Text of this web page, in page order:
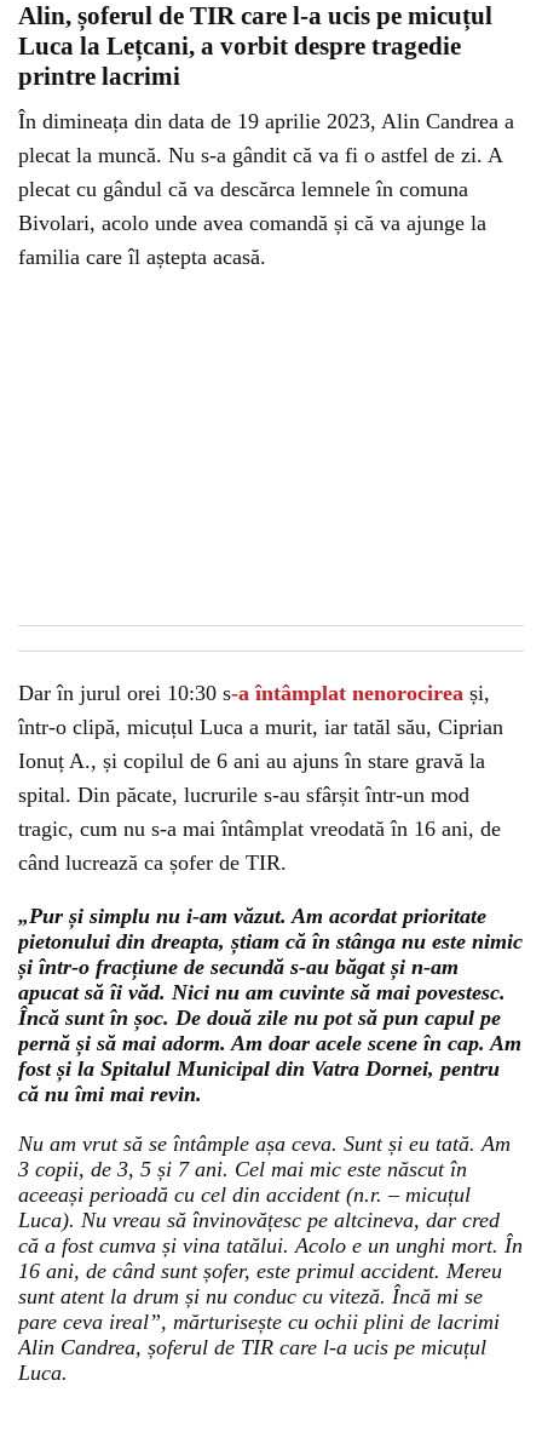
Alin, șoferul de TIR care l-a ucis pe micuțul
Luca la Lețcani, a vorbit despre tragedie
printre lacrimi
În dimineața din data de 19 aprilie 2023, Alin Candrea a
plecat la muncă. Nu s-a gândit că va fi o astfel de zi. A
plecat cu gândul că va descărca lemnele în comuna
Bivolari, acolo unde avea comandă și că va ajunge la
familia care îl aștepta acasă.
Dar în jurul orei 10:30 s-a întâmplat nenorocirea și,
într-o clipă, micuțul Luca a murit, iar tatăl său, Ciprian
Ionuț A., și copilul de 6 ani au ajuns în stare gravă la
spital. Din păcate, lucrurile s-au sfârșit într-un mod
tragic, cum nu s-a mai întâmplat vreodată în 16 ani, de
când lucrează ca șofer de TIR.
„Pur și simplu nu i-am văzut. Am acordat prioritate
pietonului din dreapta, știam că în stânga nu este nimic
și într-o fracțiune de secundă s-au băgat și n-am
apucat să îi văd. Nici nu am cuvinte să mai povestesc.
Încă sunt în șoc. De două zile nu pot să pun capul pe
pernă și să mai adorm. Am doar acele scene în cap. Am
fost și la Spitalul Municipal din Vatra Dornei, pentru
că nu îmi mai revin.
Nu am vrut să se întâmple așa ceva. Sunt și eu tată. Am
3 copii, de 3, 5 și 7 ani. Cel mai mic este născut în
aceeași perioadă cu cel din accident (n.r. – micuțul
Luca). Nu vreau să învinovățesc pe altcineva, dar cred
că a fost cumva și vina tatălui. Acolo e un unghi mort. În
16 ani, de când sunt șofer, este primul accident. Mereu
sunt atent la drum și nu conduc cu viteză. Încă mi se
pare ceva ireal”, mărturisește cu ochii plini de lacrimi
Alin Candrea, șoferul de TIR care l-a ucis pe micuțul
Luca.